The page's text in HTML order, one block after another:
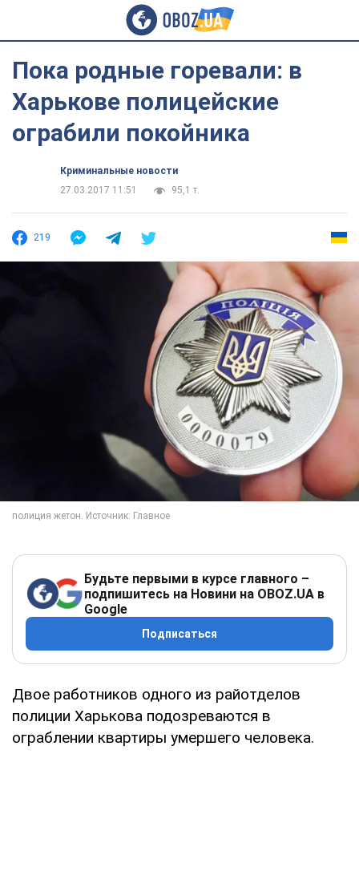
Пока родные горевали: в
Харькове полицейские
ограбили покойника
Криминальные новости
27.03.2017 11:51
95,1 т.
219
Будьте первыми в курсе главного –
подпишитесь на Новини на OBOZ.UA в
Google
Подписаться
Двое работников одного из райотделов
полиции Харькова подозреваются в
ограблении квартиры умершего человека.